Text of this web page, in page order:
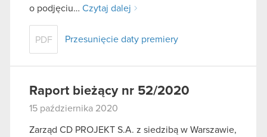
o podjęciu… Czytaj dalej
PDF Przesunięcie daty premiery
Raport bieżący nr 52/2020
15 października 2020
Zarząd CD PROJEKT S.A. z siedzibą w Warszawie,